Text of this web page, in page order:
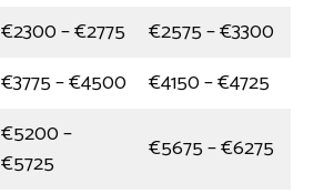
€2300 – €2775
€2575 – €3300
€3775 – €4500
€4150 – €4725
€5200 –
€5725
€5675 – €6275